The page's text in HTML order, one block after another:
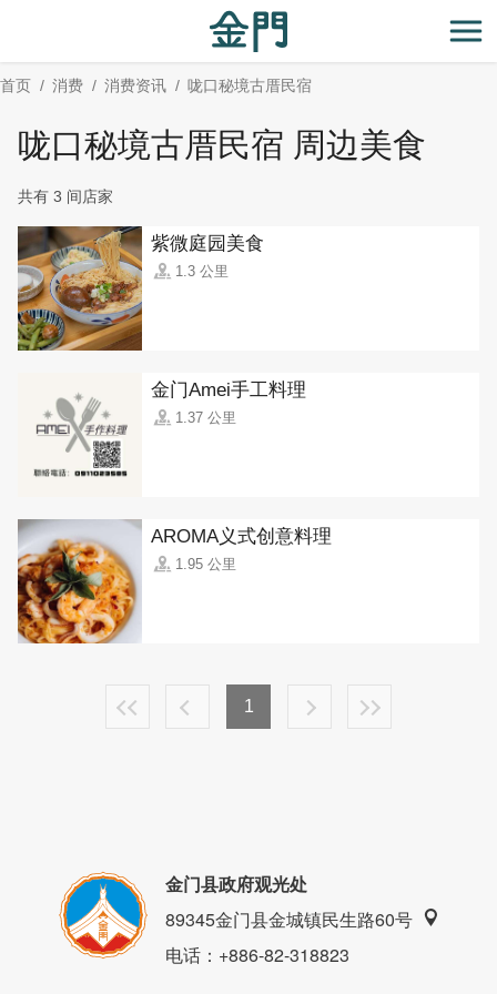
主
要
开
首页 消费 消费资讯 咙口秘境古厝民宿
咙口秘境古厝民宿 周边美食
共有 3 间店家
紫微庭园美食
1.3 公里
金门Amei手工料理
1.37 公里
AROMA义式创意料理
1.95 公里
1
金门县政府观光处
89345金门县金城镇民生路60号
电话：+886-82-318823